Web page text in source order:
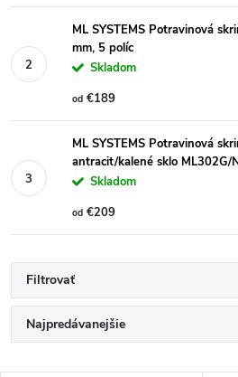
ML SYSTEMS Potravinová
mm, 5 políc
Skladom
od €189
ML SYSTEMS Potravinová
antracit/kalené sklo ML302G/
Skladom
od €209
Filtrovať
R
Najpredávanejšie